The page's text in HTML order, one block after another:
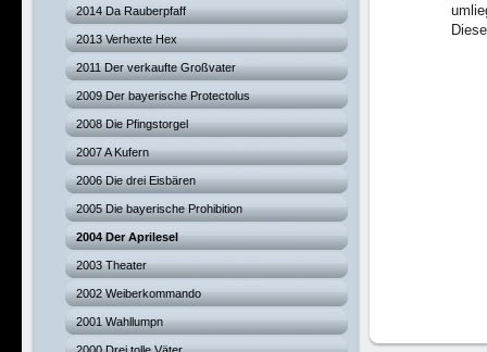
2014 Da Rauberpfaff
2013 Verhexte Hex
2011 Der verkaufte Großvater
2009 Der bayerische Protectolus
2008 Die Pfingstorgel
2007 A Kufern
2006 Die drei Eisbären
2005 Die bayerische Prohibition
2004 Der Aprilesel
2003 Theater
2002 Weiberkommando
2001 Wahllumpn